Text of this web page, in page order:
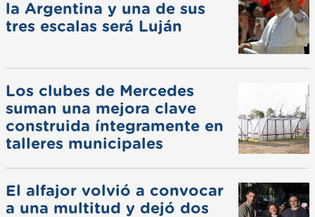
la Argentina y una de sus
tres escalas será Luján
Los clubes de Mercedes
suman una mejora clave
construida íntegramente en
talleres municipales
El alfajor volvió a convocar
a una multitud y dejó dos